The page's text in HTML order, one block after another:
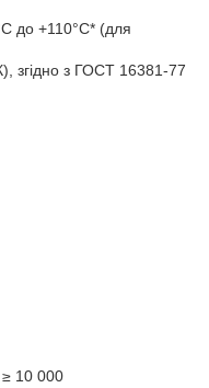
до +110°C* (для
згідно з ГОСТ 16381-77
10 000